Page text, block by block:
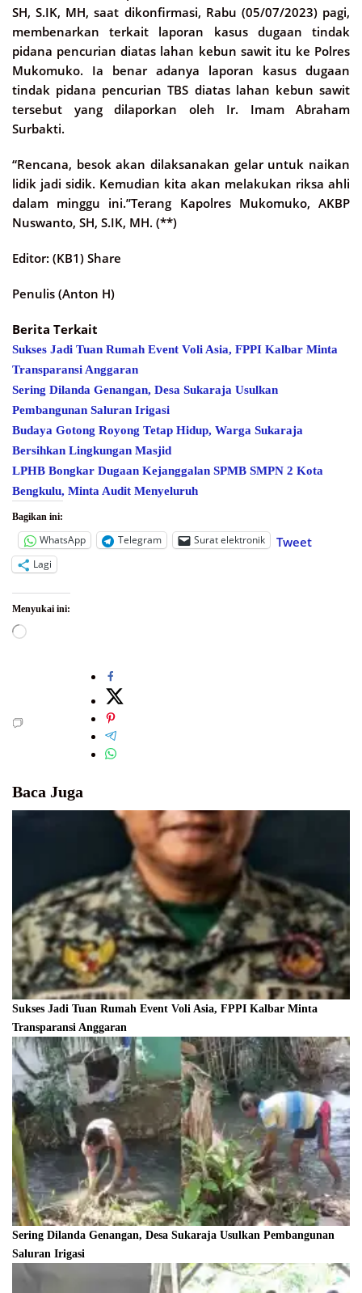
SH, S.IK, MH, saat dikonfirmasi, Rabu (05/07/2023) pagi,
membenarkan terkait laporan kasus dugaan tindak
pidana pencurian diatas lahan kebun sawit itu ke Polres
Mukomuko. Ia benar adanya laporan kasus dugaan
tindak pidana pencurian TBS diatas lahan kebun sawit
tersebut yang dilaporkan oleh Ir. Imam Abraham
Surbakti.
“Rencana, besok akan dilaksanakan gelar untuk naikan
lidik jadi sidik. Kemudian kita akan melakukan riksa ahli
dalam minggu ini.”Terang Kapolres Mukomuko, AKBP
Nuswanto, SH, S.IK, MH. (**)
Editor: (KB1) Share
Penulis (Anton H)
Berita Terkait
Sukses Jadi Tuan Rumah Event Voli Asia, FPPI Kalbar Minta
Transparansi Anggaran
Sering Dilanda Genangan, Desa Sukaraja Usulkan
Pembangunan Saluran Irigasi
Budaya Gotong Royong Tetap Hidup, Warga Sukaraja
Bersihkan Lingkungan Masjid
LPHB Bongkar Dugaan Kejanggalan SPMB SMPN 2 Kota
Bengkulu, Minta Audit Menyeluruh
Bagikan ini:
WhatsApp Telegram Surat elektronik Tweet
Lagi
Menyukai ini:
Memuat...
Baca Juga
Sukses Jadi Tuan Rumah Event Voli Asia, FPPI Kalbar Minta
Transparansi Anggaran
Sering Dilanda Genangan, Desa Sukaraja Usulkan Pembangunan
Saluran Irigasi